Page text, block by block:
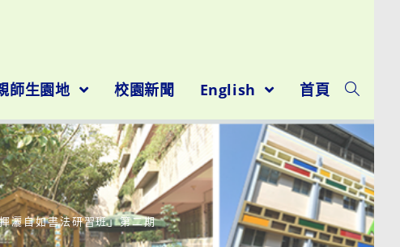
師生園地 校園新聞 English 首頁
灑自如書法研習班」第二期